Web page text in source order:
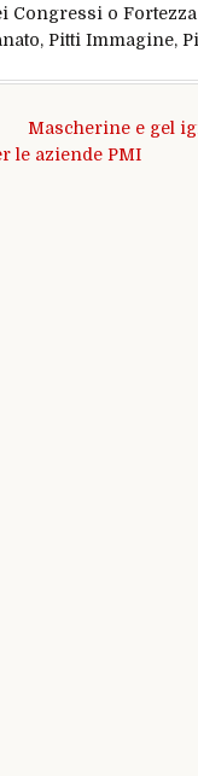
Congressi o
Pitti Immagine,
Mascherine e gel
le aziende PMI